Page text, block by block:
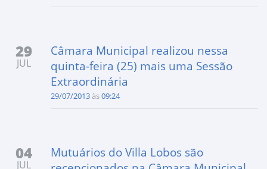
29
JUL
Câmara Municipal realizou nessa
quinta-feira (25) mais uma Sessão
Extraordinária
29/07/2013às09:24
04
JUL
Mutuários do Villa Lobos são